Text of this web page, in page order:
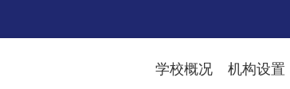
学校概况 机构设置